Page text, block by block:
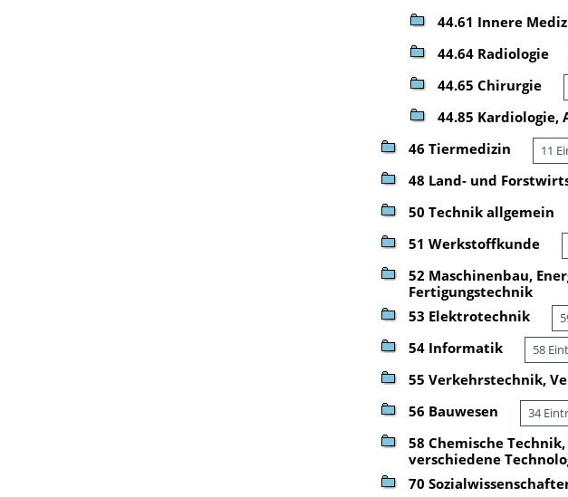
44.61 Innere
44.64 Radiologie
44.65 Chirurgie
44.85 Kardiologie,
46 Tiermedizin 11
48 Land- und
50 Technik allgemein
51 Werkstoffkunde
52 Maschinenbau,
Fertigungstechnik
53 Elektrotechnik
54 Informatik 58
55 Verkehrstechnik,
56 Bauwesen 34
58 Chemische
verschiedene
70